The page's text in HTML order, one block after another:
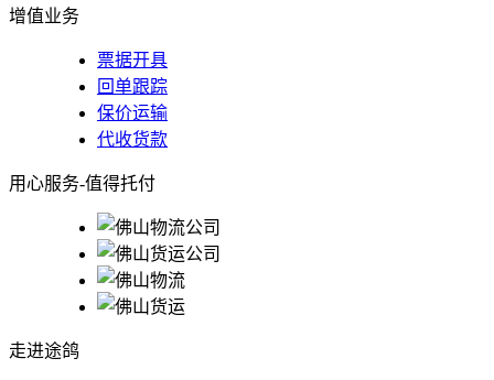
增值业务
票据开具
回单跟踪
保价运输
代收货款
用心服务-值得托付
走进途鸽